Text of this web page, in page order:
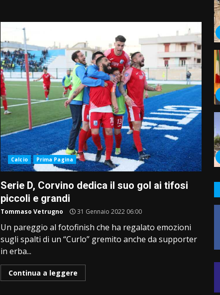
Calcio Prima Pagina
Serie D, Corvino dedica il suo gol ai tifosi
piccoli e grandi
Tommaso Vetrugno 31 Gennaio 2022 06:00
Un pareggio al fotofinish che ha regalato emozioni
sugli spalti di un “Curlo” gremito anche da supporter
in erba...
Continua a leggere